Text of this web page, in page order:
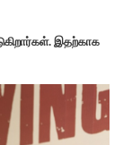
இதற்காக